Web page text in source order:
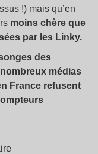
!) mais qu’en
moins chère que
par les Linky.
des
médias
France refusent